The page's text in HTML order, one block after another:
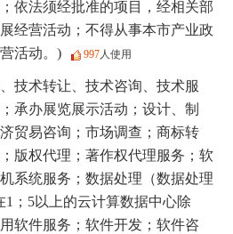
依法须经批准的项目，经相关部
经营活动；不得从事本市产业政
活动。)
997人使用
技术转让、技术咨询、技术服
承办展览展示活动；设计、制
贸易咨询；市场调查；商标转
版权代理；著作权代理服务；软
系统服务；数据处理（数据处理
1；5以上的云计算数据中心除
软件服务；软件开发；软件咨